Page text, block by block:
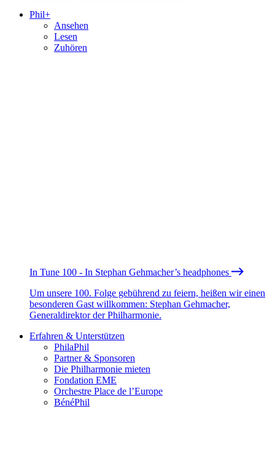
Phil+
Ansehen
Lesen
Zuhören
In Tune 100 - In Stephan Gehmacher’s headphones
Um unsere 100. Folge gebührend zu feiern, heißen wir einen
besonderen Gast willkommen: Stephan Gehmacher,
Generaldirektor der Philharmonie.
Erfahren & Unterstützen
PhilaPhil
Partner & Sponsoren
Die Philharmonie mieten
Fondation EME
Orchestre Place de l’Europe
BénéPhil